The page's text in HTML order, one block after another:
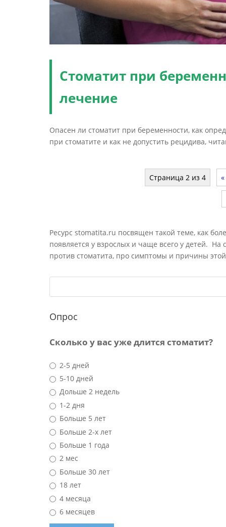
Стоматит при
лечение
Опасен ли стоматит при беременности, как
при стоматите и как не допустить рецидива,
Страница 2 из 4
Ресурс stomatita.ru посвящен такой теме, как
появляется у взрослых и чаще всего у детей.
против стоматита, про симптомы и причины
Опрос
Сколько у вас уже длится стоматит?
2-5 дней
5-10 дней
Дольше 2 недель
1-2 дня
Больше 5 лет
Больше 2-х лет
Больше 1 года
2 мес
Больше 30 лет
18 лет
4 месяца
6 месяцев